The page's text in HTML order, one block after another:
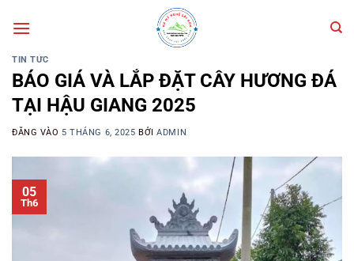
qua
TIN TỨC
BÁO GIÁ VÀ LẮP ĐẶT CÂY HƯƠNG ĐÁ
TẠI HẬU GIANG 2025
ĐĂNG VÀO 5 THÁNG 6, 2025 BỞIADMIN
05
Th6